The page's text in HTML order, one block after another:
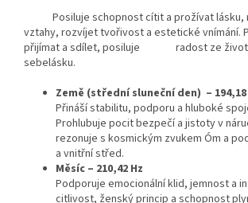
Posiluje schopnost cítit a prožívat lásku,
vztahy, rozvíjet tvořivost a estetické vnímání.
přijímat a sdílet, posiluje radost ze
sebelásku.
Země (střední sluneční den) – 194,18
Přináší stabilitu, podporu a hluboké
Prohlubuje pocit bezpečí a jistoty v
rezonuje s kosmickým zvukem Óm a
a vnitřní střed.
Měsíc – 210,42 Hz
Podporuje emocionální klid, jemnost a
citlivost, ženský princip a schopnost